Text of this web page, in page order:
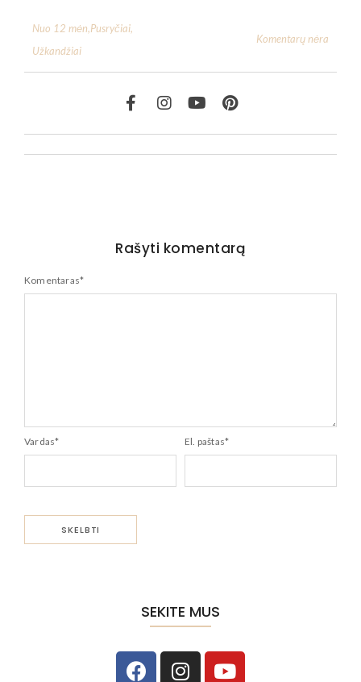
Nuo 12 mėn,Pusryčiai,
Užkandžiai
Komentarų nėra
Rašyti komentarą
Komentaras*
Vardas* El. paštas*
SEKITE MUS